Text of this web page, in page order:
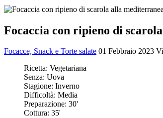
Focaccia con ripieno di
Focacce, Snack e Torte salate 01 Febbraio 2023
Ricetta: Vegetariana
Senza: Uova
Stagione: Inverno
Difficoltà: Media
Preparazione: 30'
Cottura: 35'